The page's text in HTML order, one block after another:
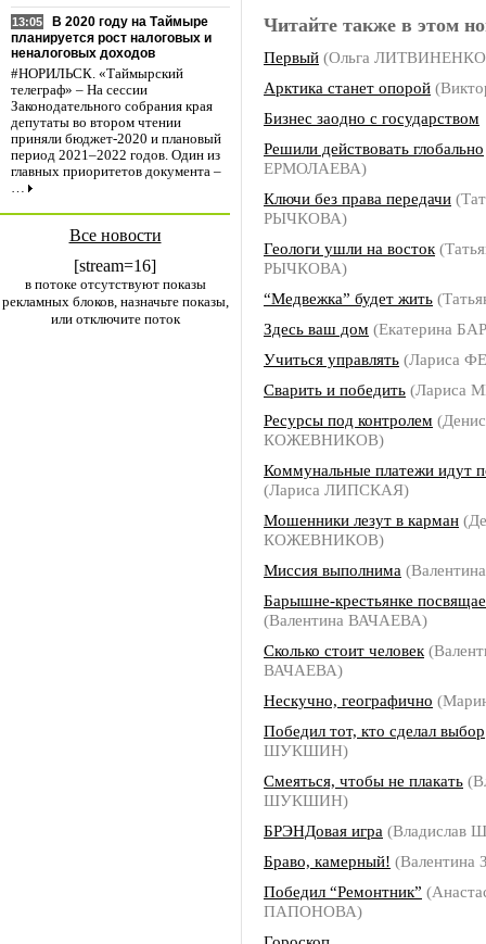
13:05
В 2020 году на Таймыре
планируется рост налоговых и
неналоговых доходов
#НОРИЛЬСК. «Таймырский
телеграф» – На сессии
Законодательного собрания края
депутаты во втором чтении
приняли бюджет-2020 и плановый
период 2021–2022 годов. Один из
главных приоритетов документа –
…
Все новости
[stream=16]
в потоке отсутствуют показы
рекламных блоков, назначьте показы,
или отключите поток
Читайте также в этом
Первый (Ольга
Арктика станет опорой
Бизнес заодно с государством
Решили действовать глобально
ЕРМОЛАЕВА)
Ключи без права передачи
РЫЧКОВА)
Геологи ушли на восток
РЫЧКОВА)
“Медвежка” будет жить
Здесь ваш дом (Екатерина
Учиться управлять (Лариса
Сварить и победить (Лариса
Ресурсы под контролем (Денис
КОЖЕВНИКОВ)
Коммунальные платежи идут
(Лариса ЛИПСКАЯ)
Мошенники лезут в карман
КОЖЕВНИКОВ)
Миссия выполнима
Барышне-крестьянке
(Валентина ВАЧАЕВА)
Сколько стоит человек
ВАЧАЕВА)
Нескучно, географично
Победил тот, кто сделал выбор
ШУКШИН)
Смеяться, чтобы не плакать
ШУКШИН)
БРЭНДовая игра
Браво, камерный!
Победил “Ремонтник”
ПАПОНОВА)